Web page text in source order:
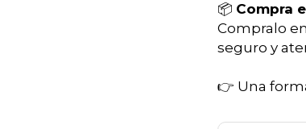
📦 Compra
Compralo
seguro y
👉 Una